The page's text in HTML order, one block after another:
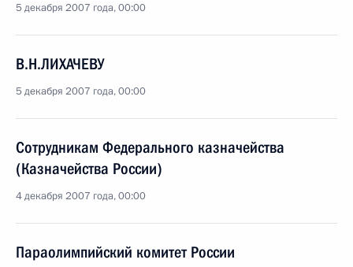
5 декабря 2007 года, 00:00
В.Н.ЛИХАЧЕВУ
5 декабря 2007 года, 00:00
Сотрудникам Федерального казначейства
(Казначейства России)
4 декабря 2007 года, 00:00
Параолимпийский комитет России